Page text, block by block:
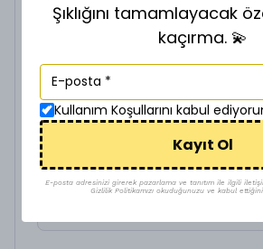
VİP GOLD ZİNCİR Z-
Şıklığını tamamlayacak
kaçırma. 💫
Kullanım Koşullarını kabul
Kayıt Ol
E-posta adresinizi girerek pazarlama ve tanıtım ile ilgili
Gizlilik Politikamızı okuduğunuzu ve kabul